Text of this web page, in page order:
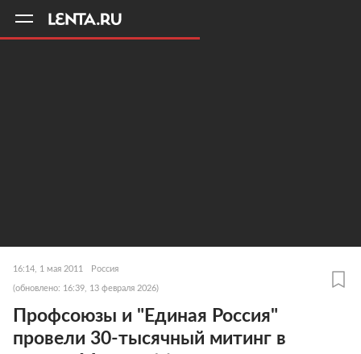
16:14, 1 мая 2011 Россия
(обновлено: 16:39, 13 февраля 2026)
Профсоюзы и "Единая Россия"
провели 30-тысячный митинг в